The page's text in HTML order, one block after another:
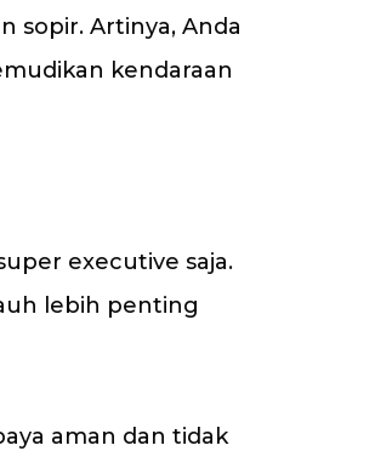
sopir. Artinya, Anda
kendaraan
executive saja.
lebih penting
aman dan tidak